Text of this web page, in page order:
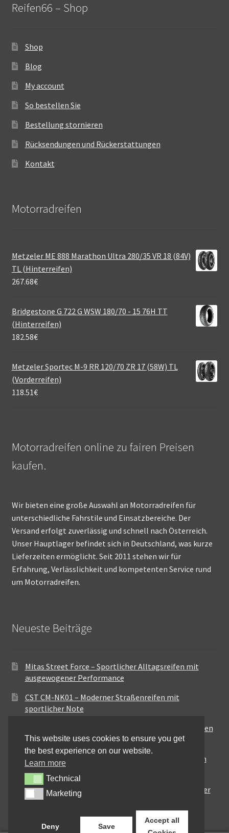
Reifen66 – Shop
Shop
Blog
My account
So bestellen Sie
Bestellung stornieren
Rücksendungen und Rückerstattungen
Kontakt
Motorradreifen
Metzeler ME 888 Marathon Ultra 280/35 VR 18 (84V)
TL (Hinterreifen)
267.68€
Bridgestone G 722 G WSW 180/70 - 15 76H TT
(Hinterreifen)
182.58€
Metzeler Sportec M-9 RR 120/70 ZR 17 (58W) TL
(Vorderreifen)
118.51€
Motorradreifen online zu fairen Preisen
kaufen.
Wir bieten eine große Auswahl an Motorradreifen für
unterschiedliche Fahrstile und Einsatzbereiche. Der
Versand erfolgt zuverlässig und schnell nach Österreich.
Unser Hauptlager befindet sich in Deutschland, was kurze
Lieferzeiten ermöglicht. Seit 2011 stehen wir für
Erfahrung, Verlässlichkeit und kompetenten Service rund
um Motorradreifen.
Neueste Beiträge
Mitas Street Force – Sportlicher Alltagsreifen mit
ausgewogener Performance
CST CM-NK01 – Moderner Straßenreifen mit
sportlicher Note
Maxxis MA-ST3 – Ausgewogener Sport-Touring-Reifen
für vielseitige Einsätze
Pirelli City Demon – Zuverlässigkeit für den urbanen
Alltag
Metzeler Perfect ME77 – Klassische Optik mit solider
Straßenperformance
This website uses cookies to ensure you get
the best experience on our website.
Learn more
TechnicalTechnical
MarketingMarketing
Deny Save
Accept all